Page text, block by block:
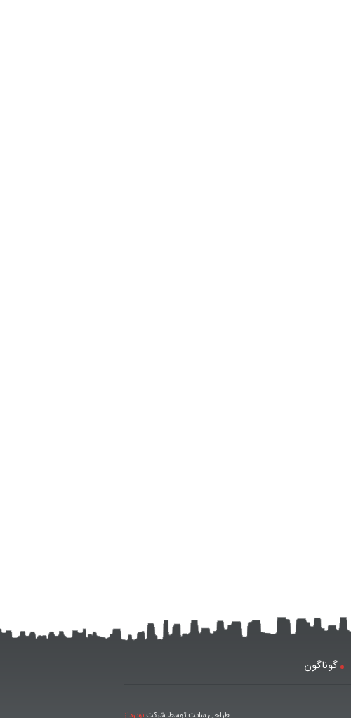
گوناگون
طراحی سایت توسط شرکتنوپرداز